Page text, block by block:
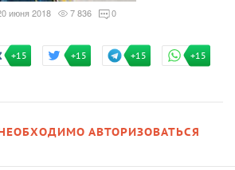
июня 2018 7 836 0
+15 +15 +15 +15
АВТОРИЗОВАТЬСЯ